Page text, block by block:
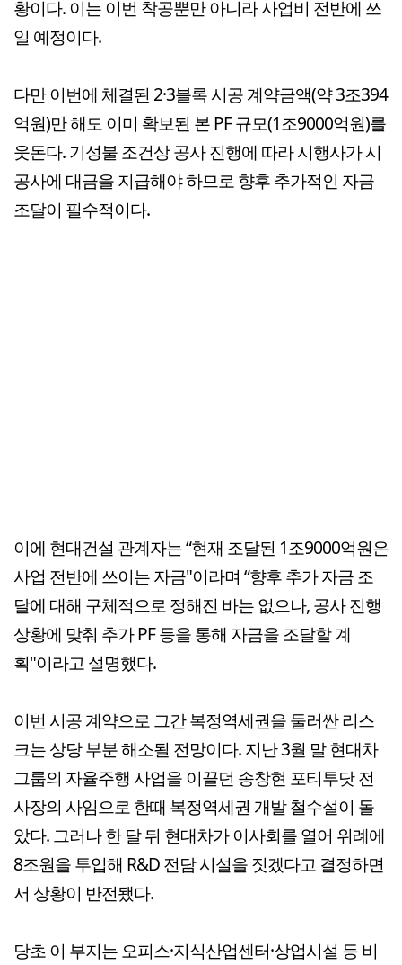
황이다. 이는 이번 착공뿐만 아니라 사업비 전반에 쓰
일 예정이다.
다만 이번에 체결된 2·3블록 시공 계약금액(약 3조394
억원)만 해도 이미 확보된 본 PF 규모(1조9000억원)를
웃돈다. 기성불 조건상 공사 진행에 따라 시행사가 시
공사에 대금을 지급해야 하므로 향후 추가적인 자금
조달이 필수적이다.
이에 현대건설 관계자는 “현재 조달된 1조9000억원은
사업 전반에 쓰이는 자금"이라며 “향후 추가 자금 조
달에 대해 구체적으로 정해진 바는 없으나, 공사 진행
상황에 맞춰 추가 PF 등을 통해 자금을 조달할 계
획"이라고 설명했다.
이번 시공 계약으로 그간 복정역세권을 둘러싼 리스
크는 상당 부분 해소될 전망이다. 지난 3월 말 현대차
그룹의 자율주행 사업을 이끌던 송창현 포티투닷 전
사장의 사임으로 한때 복정역세권 개발 철수설이 돌
았다. 그러나 한 달 뒤 현대차가 이사회를 열어 위례에
8조원을 투입해 R&D 전담 시설을 짓겠다고 결정하면
서 상황이 반전됐다.
당초 이 부지는 오피스·지식산업센터·상업시설 등 비